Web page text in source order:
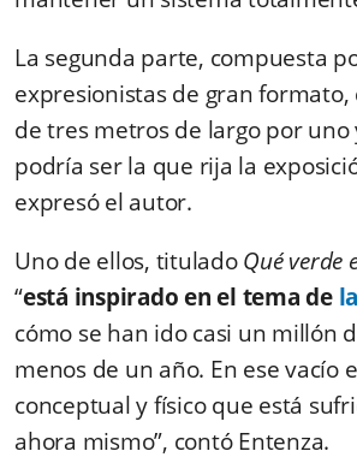
La segunda parte, compuesta
expresionistas de gran
de tres metros de largo por uno
podría ser la que rija la
expresó el autor.
Uno de ellos, tituladoQué verde
“está inspirado en el tema de
cómo se han ido casi un millón
menos de un año. En ese vacío
conceptual y físico que está
ahora mismo”, contó Entenza.